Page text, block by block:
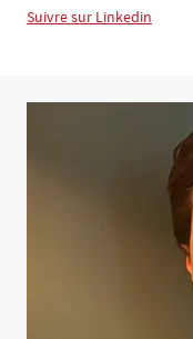
Suivre sur Linkedin